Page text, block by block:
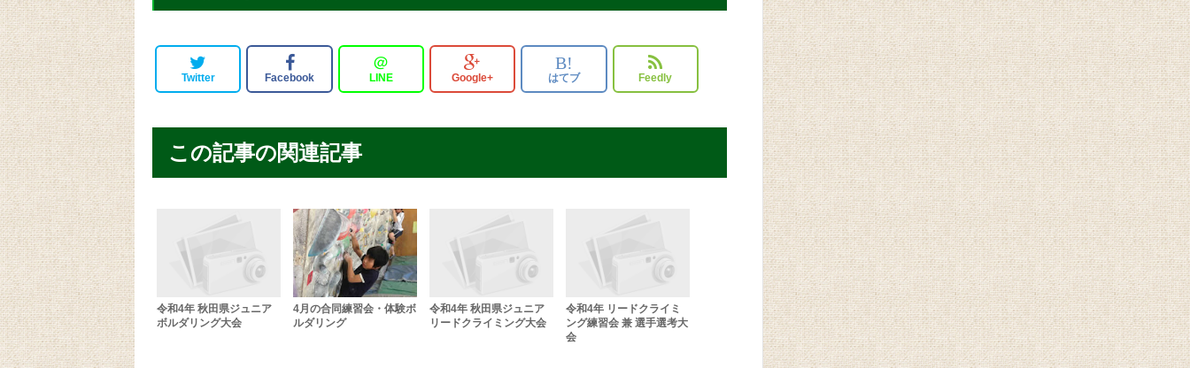
Twitter Facebook
＠
LINE Google+
B!
はてブ Feedly
この記事の関連記事
令和4年 秋田県ジュニア
ボルダリング大会
4月の合同練習会・体験ボ
ルダリング
令和4年 秋田県ジュニア
リードクライミング大会
令和4年 リードクライミ
ング練習会 兼 選手選考大
会